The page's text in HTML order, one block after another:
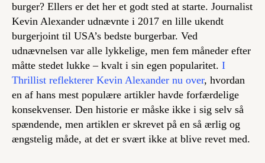
burger? Ellers er det her et godt sted at starte. Journalist
Kevin Alexander udnævnte i 2017 en lille ukendt
burgerjoint til USA’s bedste burgerbar. Ved
udnævnelsen var alle lykkelige, men fem måneder efter
måtte stedet lukke – kvalt i sin egen popularitet. I
Thrillist reflekterer Kevin Alexander nu over, hvordan
en af hans mest populære artikler havde forfærdelige
konsekvenser. Den historie er måske ikke i sig selv så
spændende, men artiklen er skrevet på en så ærlig og
ængstelig måde, at det er svært ikke at blive revet med.